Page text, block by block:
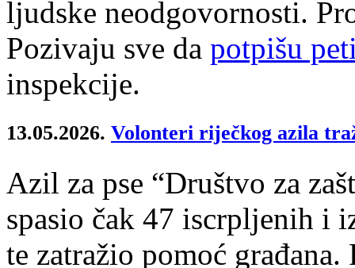
ljudske neodgovornosti.
Pozivaju sve da potpišu
inspekcije.
13.05.2026. Volonteri riječkog azila
Azil za pse “Društvo za
spasio čak 47 iscrpljenih i
te zatražio pomoć